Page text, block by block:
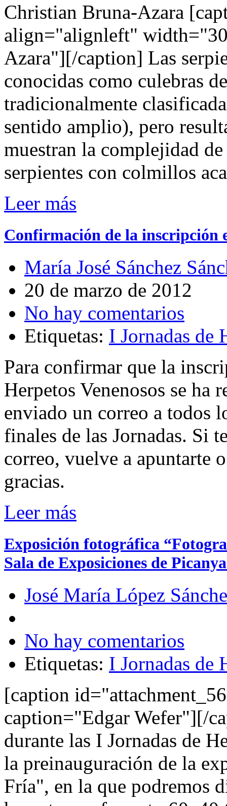
Christian Bruna-Azara
align="alignleft"
Azara"][/caption] Las
conocidas como culebras
tradicionalmente
sentido amplio), pero
muestran la complejidad
serpientes con colmillos
Leer más
Confirmación de la inscripción
María José Sánchez
20 de marzo de 2012
No hay comentarios
Etiquetas: I Jornadas de
Para confirmar que la
Herpetos Venenosos se ha
enviado un correo a todos
finales de las Jornadas. Si
correo, vuelve a apuntarte
gracias.
Leer más
Exposición fotográfica
Sala de Exposiciones de
José María López
No hay comentarios
Etiquetas: I Jornadas de
[caption
caption="Edgar Wefer"][/
durante las I Jornadas de
la preinauguración de la
Fría", en la que podremos